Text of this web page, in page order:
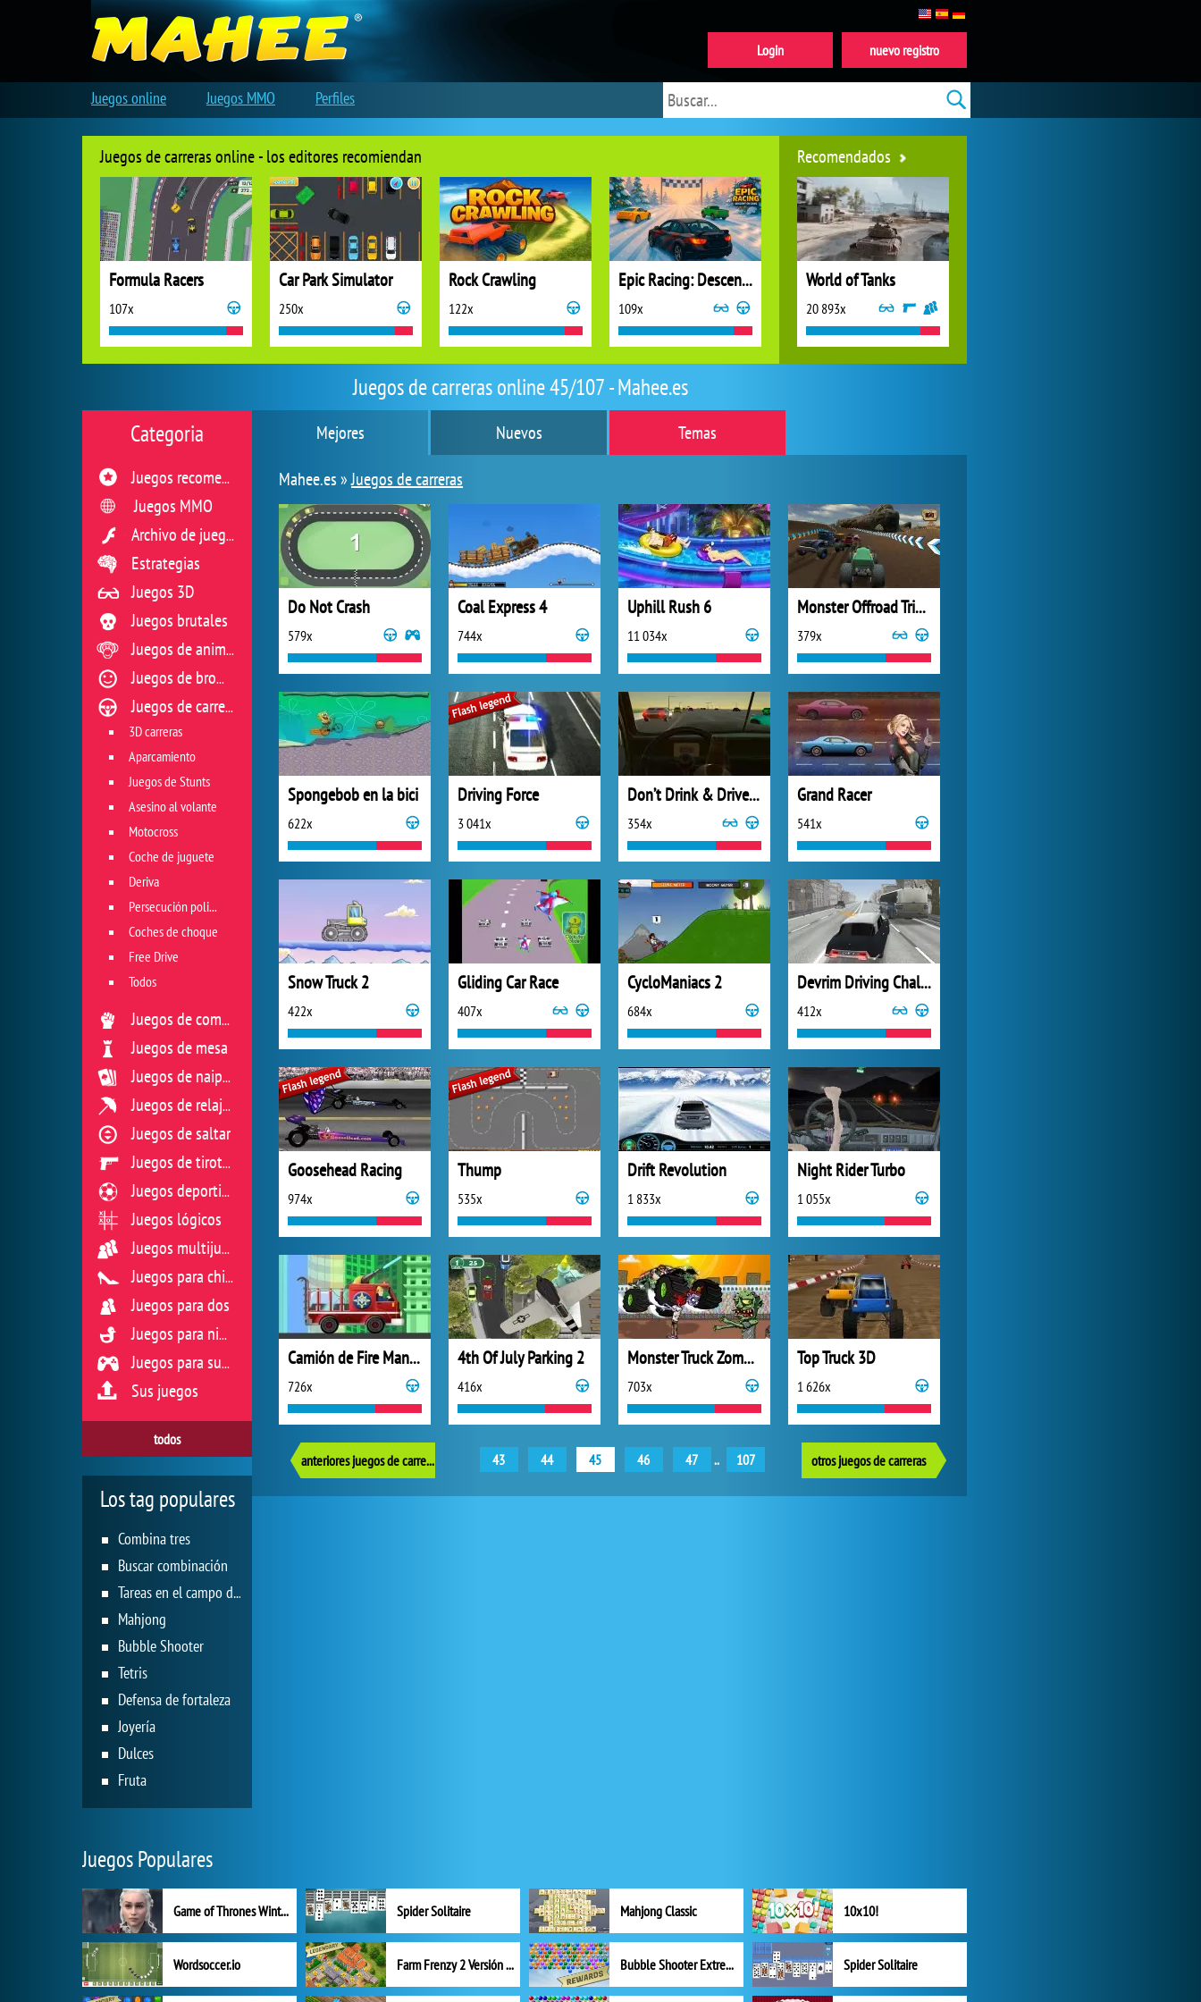
Juegos de carreras online 45/107 - Mahee.es
Mejores Nuevos
Temas
Mahee.es »Juegos de carreras
Do Not Crash
579x
Coal Express 4
744x
Uphill Rush 6
11 034x
Monster Offroad Trials
379x
Spongebob en la bici
622x
Driving Force
3 041x
Don’t Drink & Drive Simulator
354x
Grand Racer
541x
Snow Truck 2
422x
Gliding Car Race
407x
CycloManiacs 2
684x
Devrim Driving Challenges
412x
Goosehead Racing
974x
Thump
535x
Drift Revolution
1 833x
Night Rider Turbo
1 055x
Camión de Fire Man Sam Fuego
726x
4th Of July Parking 2
416x
Monster Truck Zombie Crusher
703x
Top Truck 3D
1 626x
anteriores juegos de carreras 43 44 45 46 47 .. 107 otros juegos de carreras
Categoria
Juegos recomendados
Juegos MMO
Archivo de juegos flash
Estrategias
Juegos 3D
Juegos brutales
Juegos de animales
Juegos de broma
Juegos de carreras
3D carreras
Aparcamiento
Juegos de Stunts
Asesino al volante
Motocross
Coche de juguete
Deriva
Persecución policial
Coches de choque
Free Drive
Todos
Juegos de combate
Juegos de mesa
Juegos de naipes
Juegos de relajación
Juegos de saltar
Juegos de tiroteo
Juegos deportivos
Juegos lógicos
Juegos multijugador
Juegos para chicas
Juegos para dos
Juegos para niños
Juegos para sus reflejos
Sus juegos
todos
Los tag populares
Combina tres
Buscar combinación
Tareas en el campo de juego
Mahjong
Bubble Shooter
Tetris
Defensa de fortaleza
Joyería
Dulces
Fruta
Juegos de carreras online - los editores recomiendan
Formula Racers
107x
Car Park Simulator
250x
Rock Crawling
122x
Epic Racing: Descent on Cars
109x
Recomendados
World of Tanks
20 893x
Forge of Empires
Zoo 2: Animal Park
Juegos Populares
Game of Thrones Winter is Coming Spider Solitaire Mahjong Classic 10x10!
Wordsoccer.io Farm Frenzy 2 Versión completa Bubble Shooter Extreme Spider Solitaire
nuevo registro
Login
Juegos online Juegos MMO Perfiles